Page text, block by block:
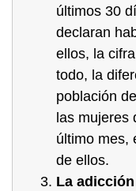
últimos 30
declaran
ellos, la
todo, la
población
las mujeres
último mes,
de ellos.
La